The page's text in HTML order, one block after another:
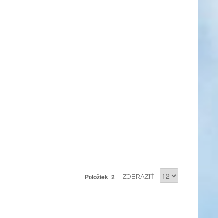
Položiek: 2 ZOBRAZIŤ